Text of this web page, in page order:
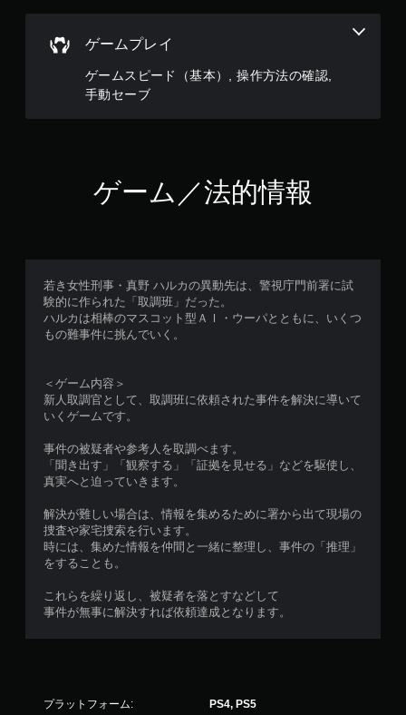
ゲームプレイ
ゲームスピード（基本）, 操作方法の確認,
手動セーブ
ゲーム／法的情報
若き女性刑事・真野 ハルカの異動先は、警視庁門前署に試
験的に作られた「取調班」だった。
ハルカは相棒のマスコット型ＡＩ・ウーパとともに、いくつ
もの難事件に挑んでいく。
＜ゲーム内容＞
新人取調官として、取調班に依頼された事件を解決に導いて
いくゲームです。
事件の被疑者や参考人を取調べます。
「聞き出す」「観察する」「証拠を見せる」などを駆使し、
真実へと迫っていきます。
解決が難しい場合は、情報を集めるために署から出て現場の
捜査や家宅捜索を行います。
時には、集めた情報を仲間と一緒に整理し、事件の「推理」
をすることも。
これらを繰り返し、被疑者を落とすなどして
事件が無事に解決すれば依頼達成となります。
プラットフォーム: PS4, PS5